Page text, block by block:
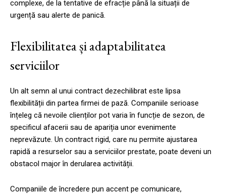
complexe, de la tentative de efracție până la situații de
urgență sau alerte de panică.
Flexibilitatea și adaptabilitatea
serviciilor
Un alt semn al unui contract dezechilibrat este lipsa
flexibilității din partea firmei de pază. Companiile serioase
înțeleg că nevoile clienților pot varia în funcție de sezon, de
specificul afacerii sau de apariția unor evenimente
neprevăzute. Un contract rigid, care nu permite ajustarea
rapidă a resurselor sau a serviciilor prestate, poate deveni un
obstacol major în derularea activității.
Companiile de încredere pun accent pe comunicare,